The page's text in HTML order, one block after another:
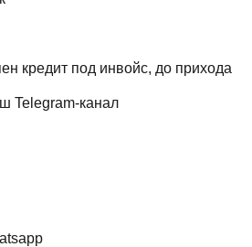
кредит под инвойс, до прихода
Telegram-канал